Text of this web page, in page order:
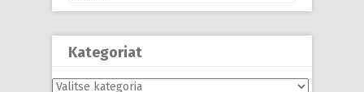
Kategoriat
Kategoriat